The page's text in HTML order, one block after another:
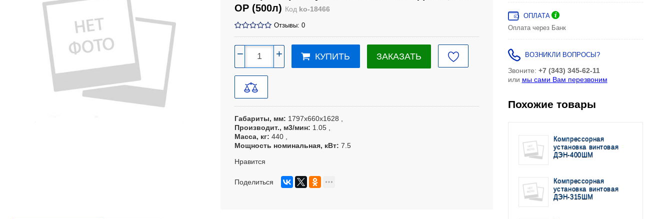
ОР (500л) Код ko-18466
Отзывы: 0
− + КУПИТЬ ЗАКАЗАТЬ
Габариты, мм
1797х660х1628
Производит., м3/мин
1.05
Масса, кг 440
Мощность номинальная, кВт 7.5
Нравится
Поделиться
ОПЛАТА
Оплата через Банк
ВОЗНИКЛИ ВОПРОСЫ?
Звоните: +7 (343) 345-62-11
или мы сами Вам перезвоним
Похожие товары
Компрессорная
установка винтовая
ДЭН-400ШМ
Компрессорная
установка винтовая
ДЭН-315ШМ